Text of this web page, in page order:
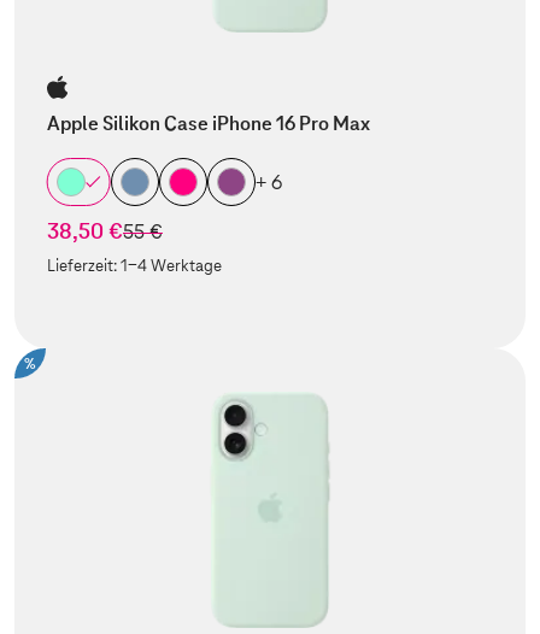
Apple Silikon Case iPhone 16 Pro Max
+ 6
38,50 €statt
55 €
Lieferzeit:1-4 Werktage
%